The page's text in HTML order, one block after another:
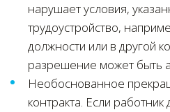
нарушает условия,
трудоустройство,
должности или в другой
разрешение может быть
Необоснованное
контракта. Если